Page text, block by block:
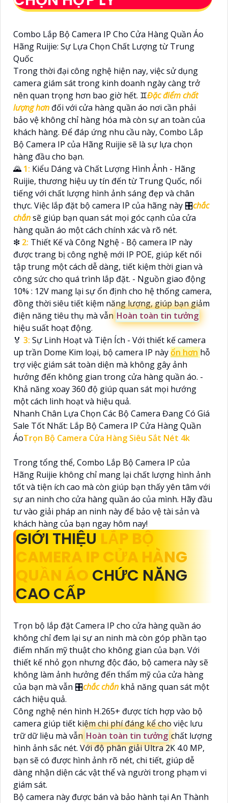
Combo Lắp Bộ Camera IP Cho Cửa Hàng Quần Áo
Hãng Ruijie: Sự Lựa Chọn Chất Lượng từ Trung
Quốc
Trong thời đại công nghệ hiện nay, việc sử dụng
camera giám sát trong kinh doanh ngày càng trở
nên quan trọng hơn bao giờ hết. ♊Đặc điểm chất
lượng hơn đối với cửa hàng quần áo nơi cần phải
bảo vệ không chỉ hàng hóa mà còn sự an toàn của
khách hàng. Để đáp ứng nhu cầu này, Combo Lắp
Bộ Camera IP của Hãng Ruijie sẽ là sự lựa chọn
hàng đầu cho bạn.
🌄 1: Kiểu Dáng và Chất Lượng Hình Ảnh - Hãng
Ruijie, thương hiệu uy tín đến từ Trung Quốc, nổi
tiếng với chất lượng hình ảnh sáng đẹp và chân
thực. Việc lắp đặt bộ camera IP của hãng này 🎛chắc
chắnsẽ giúp bạn quan sát mọi góc cạnh của cửa
hàng quần áo một cách chính xác và rõ nét.
❇ 2: Thiết Kế và Công Nghệ - Bộ camera IP này
được trang bị công nghệ mới IP POE, giúp kết nối
tập trung một cách dễ dàng, tiết kiệm thời gian và
công sức cho quá trình lắp đặt. - Nguồn giao động
10% : 12V mang lại sự ổn định cho hệ thống camera,
đồng thời siêu tiết kiệm năng lượng, giúp bạn giảm
điện năng tiêu thụ mà vẫn Hoàn toàn tin tưởng
hiệu suất hoạt động.
️🏅 3: Sự Linh Hoạt và Tiện Ích - Với thiết kế camera
up trần Dome Kim loại, bộ camera IP nàyổn hơn hỗ
trợ việc giám sát toàn diện mà không gây ảnh
hưởng đến không gian trong cửa hàng quần áo. -
Khả năng xoay 360 độ giúp quan sát mọi hướng
một cách linh hoạt và hiệu quả.
Nhanh Chân Lựa Chọn Các Bộ Camera Đang Có Giá
Sale Tốt Nhất: Lắp Bộ Camera IP Cửa Hàng Quần
ÁoTrọn Bộ Camera Cửa Hàng Siêu Sắt Nét 4k
Trong tổng thể, Combo Lắp Bộ Camera IP của
Hãng Ruijie không chỉ mang lại chất lượng hình ảnh
tốt và tiện ích cao mà còn giúp bạn thấy yên tâm với
sự an ninh cho cửa hàng quần áo của mình. Hãy đầu
tư vào giải pháp an ninh này để bảo vệ tài sản và
khách hàng của bạn ngay hôm nay!
GIỚI THIỆU LẮP BỘ
CAMERA IP CỬA HÀNG
QUẦN ÁO CHỨC NĂNG
CAO CẤP
Trọn bộ lắp đặt Camera IP cho cửa hàng quần áo
không chỉ đem lại sự an ninh mà còn góp phần tạo
điểm nhấn mỹ thuật cho không gian của bạn. Với
thiết kế nhỏ gọn nhưng độc đáo, bộ camera này sẽ
không làm ảnh hưởng đến thẩm mỹ của cửa hàng
của bạn mà vẫn 🎛chắc chắn khả năng quan sát một
cách hiệu quả.
Công nghệ nén hình H.265+ được tích hợp vào bộ
camera giúp tiết kiệm chi phí đáng kể cho việc lưu
trữ dữ liệu mà vẫn Hoàn toàn tin tưởng chất lượng
hình ảnh sắc nét. Với độ phân giải Ultra 2K 4.0 MP,
bạn sẽ có được hình ảnh rõ nét, chi tiết, giúp dễ
dàng nhận diện các vật thể và người trong phạm vi
giám sát.
Bộ camera này được bán và bảo hành tại An Thành